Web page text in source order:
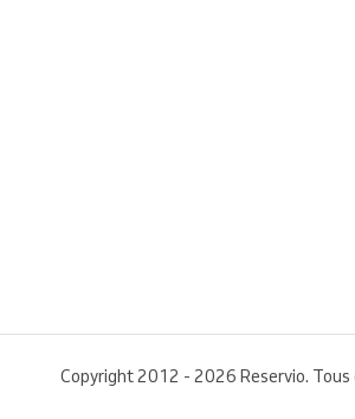
Copyright 2012 - 2026 Reservio. Tous